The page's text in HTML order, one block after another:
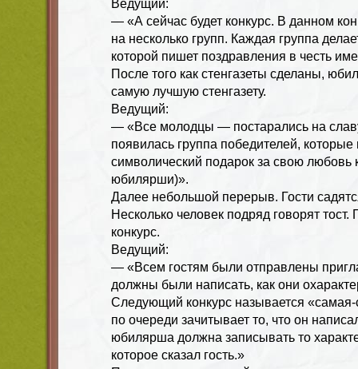
Ведущий:
— «А сейчас будет конкурс. В данном
на несколько групп. Каждая группа
которой пишет поздравления в честь
После того как стенгазеты сделаны,
самую лучшую стенгазету.
Ведущий:
— «Все молодцы — постарались на
появилась группа победителей, которые
символический подарок за свою любовь
юбилярши)».
Далее небольшой перерыв. Гости
Несколько человек подряд говорят
конкурс.
Ведущий:
— «Всем гостям были отправлены
должны были написать, как они
Следующий конкурс называется
по очереди зачитывает то, что он
юбилярша должна записывать то
которое сказал гость.»